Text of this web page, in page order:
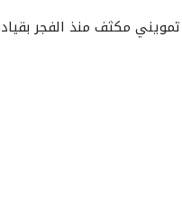
مكثف منذ الفجر